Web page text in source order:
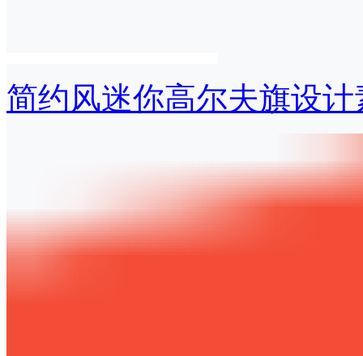
简约风迷你高尔夫旗设计